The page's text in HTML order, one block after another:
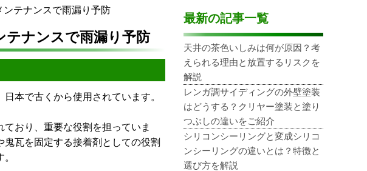
テナンスで雨漏り予防
テナンスで雨漏り予防
本で古くから使用されています。
おり、重要な役割を担っていま
瓦を固定する接着剤としての役割
最新の記事一覧
天井の茶色いしみは何が原因？考
えられる理由と放置するリスクを
解説
レンガ調サイディングの外壁塗装
はどうする？クリヤー塗装と塗り
つぶしの違いをご紹介
シリコンシーリングと変成シリコ
ンシーリングの違いとは？特徴と
選び方を解説